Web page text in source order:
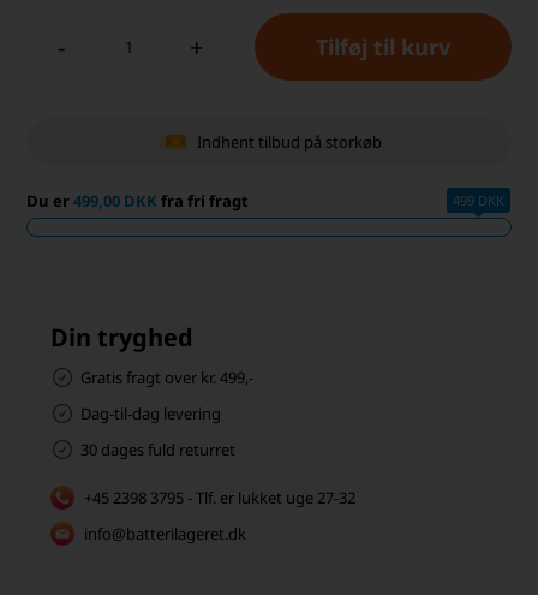
- +
Indhent tilbud på storkøb
Du er499,00 DKK fra fri fragt 499 DKK
Din tryghed
Gratis fragt over kr. 499,-
Dag-til-dag levering
30 dages fuld returret
+45 2398 3795 - Tlf. er lukket uge 27-32
info@batterilageret.dk